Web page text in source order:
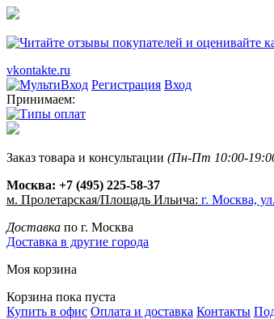
vkontakte.ru
Регистрация Вход
Принимаем:
Заказ товара и консультации (Пн-Пт 10:00-
Москва: +7 (495) 225-58-37
м. Пролетарская/Площадь Ильича: г. Москва,
Доставка по г. Москва
Доставка в другие города
Моя корзина
Корзина пока пуста
Купить в офис Оплата и доставка Контакты